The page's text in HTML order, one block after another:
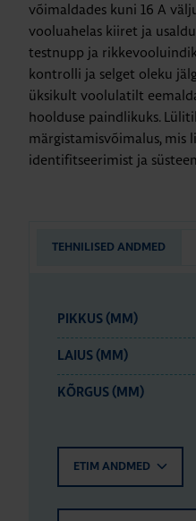
võimaldades kuni 16 A
vooluahelas kiiret ja
testnupp ja
kontrolli ja selget oleku
üksikult voolulatilt
hoolduse paindlikuks.
märgistamisvõimalus, mis
identifitseerimist ja
TEHNILISED ANDMED
PIKKUS (MM)
LAIUS (MM)
KÕRGUS (MM)
ETIM ANDMED